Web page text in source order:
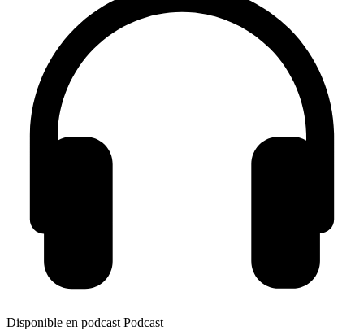
Disponible en podcast Podcast